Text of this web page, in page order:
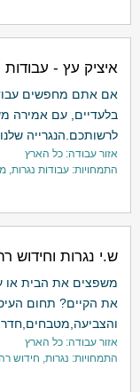
איציק עץ - עבודות
אם אתם מחפשים
בלעדיים, עם אמירה
לרשותכם.הנגרייה
אזור עבודה: כל הארץ
התמחויות: עבודות נגרות,
ש.י נגרות וחידוש
משפצים את הבית או
את הקיים? תחום
אזור עבודה: כל הארץ
התמחויות: נגרות, חידוש